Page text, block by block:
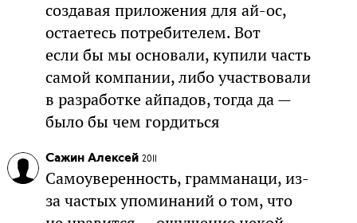
создавая приложения для ай-ос,
остаетесь потребителем. Вот
если бы мы основали, купили часть
самой компании, либо участвовали
в разработке айпадов, тогда да —
было бы чем гордиться
Сажин Алексей 2011
Самоуверенность, грамманаци, из-
за частых упоминаний о том, что